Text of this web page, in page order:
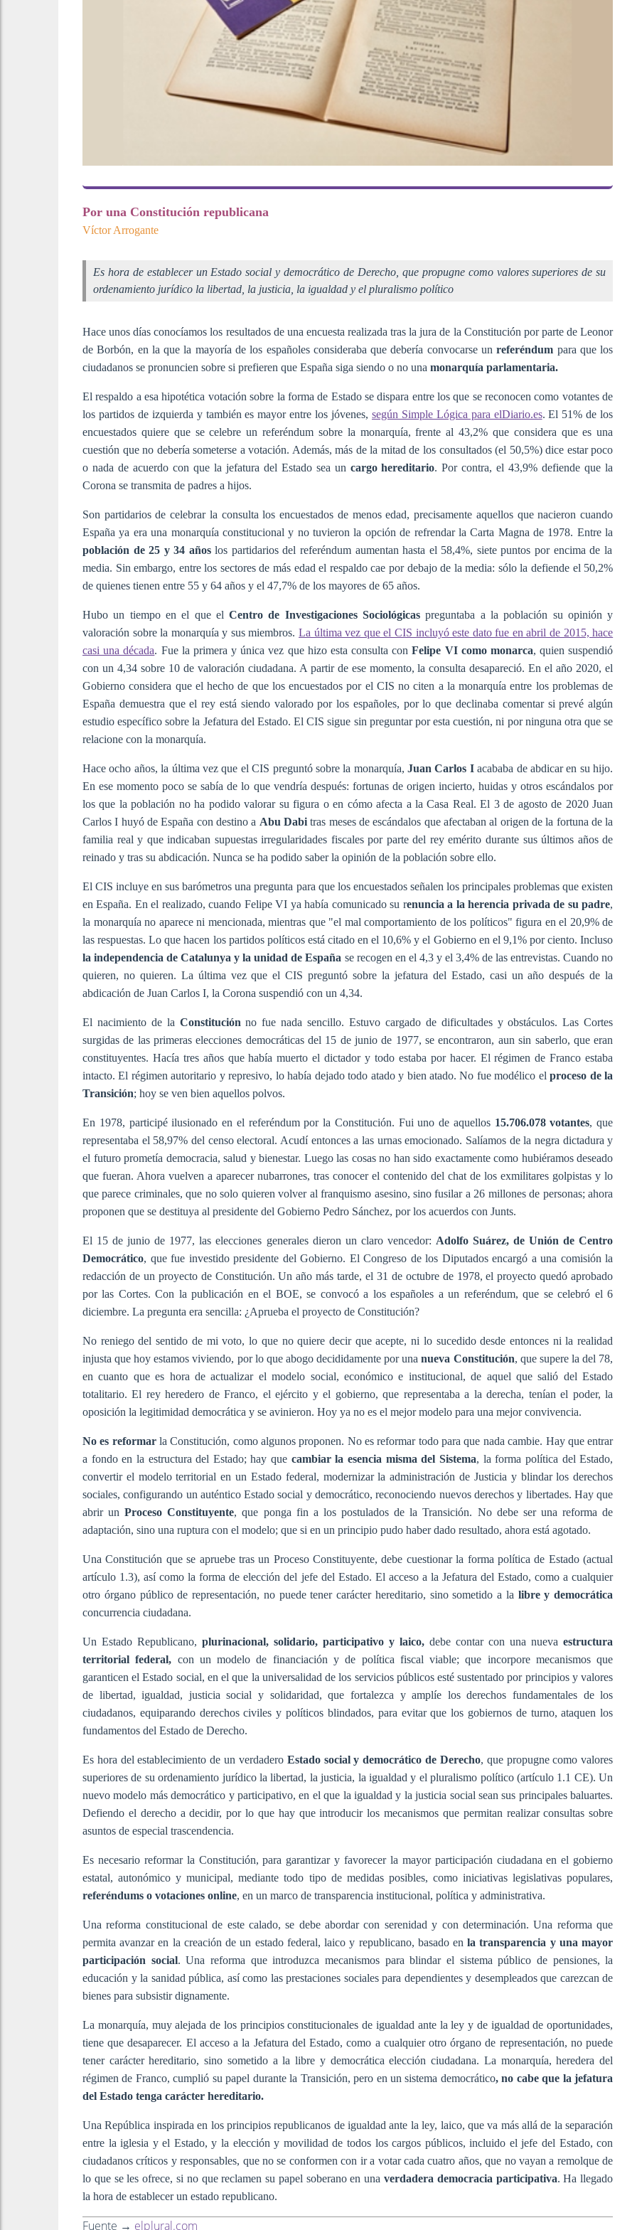
Por una Constitución republicana
Víctor Arrogante
Es hora de establecer un Estado social y democrático de Derecho, que propugne como valores superiores de su
ordenamiento jurídico la libertad, la justicia, la igualdad y el pluralismo político
Hace unos días conocíamos los resultados de una encuesta realizada tras la jura de la Constitución por parte de Leonor
de Borbón, en la que la mayoría de los españoles consideraba que debería convocarse un referéndum para que los
ciudadanos se pronuncien sobre si prefieren que España siga siendo o no una monarquía parlamentaria.
El respaldo a esa hipotética votación sobre la forma de Estado se dispara entre los que se reconocen como votantes de
los partidos de izquierda y también es mayor entre los jóvenes, según Simple Lógica para elDiario.es. El 51% de los
encuestados quiere que se celebre un referéndum sobre la monarquía, frente al 43,2% que considera que es una
cuestión que no debería someterse a votación. Además, más de la mitad de los consultados (el 50,5%) dice estar poco
o nada de acuerdo con que la jefatura del Estado sea un cargo hereditario. Por contra, el 43,9% defiende que la
Corona se transmita de padres a hijos.
Son partidarios de celebrar la consulta los encuestados de menos edad, precisamente aquellos que nacieron cuando
España ya era una monarquía constitucional y no tuvieron la opción de refrendar la Carta Magna de 1978. Entre la
población de 25 y 34 añoslos partidarios del referéndum aumentan hasta el 58,4%, siete puntos por encima de la
media. Sin embargo, entre los sectores de más edad el respaldo cae por debajo de la media: sólo la defiende el 50,2%
de quienes tienen entre 55 y 64 años y el 47,7% de los mayores de 65 años.
Hubo un tiempo en el que elCentro de Investigaciones Sociológicas preguntaba a la población su opinión y
valoración sobre la monarquía y sus miembros.La última vez que el CIS incluyó este dato fue en abril de 2015, hace
casi una década. Fue la primera y única vez que hizo esta consulta conFelipe VI como monarca, quien suspendió
con un 4,34 sobre 10 de valoración ciudadana. A partir de ese momento, la consulta desapareció. En el año 2020, el
Gobierno considera que el hecho de que los encuestados por el CIS no citen a la monarquía entre los problemas de
España demuestra que el rey está siendo valorado por los españoles, por lo que declinaba comentar si prevé algún
estudio específico sobre la Jefatura del Estado. El CIS sigue sin preguntar por esta cuestión, ni por ninguna otra que se
relacione con la monarquía.
Hace ocho años, la última vez que el CIS preguntó sobre la monarquía,Juan Carlos Iacababa de abdicar en su hijo.
En ese momento poco se sabía de lo que vendría después: fortunas de origen incierto, huidas y otros escándalos por
los que la población no ha podido valorar su figura o en cómo afecta a la Casa Real. El 3 de agosto de 2020 Juan
Carlos I huyó de España con destino a Abu Dabitras meses de escándalos que afectaban al origen de la fortuna de la
familia real y que indicaban supuestas irregularidades fiscales por parte del rey emérito durante sus últimos años de
reinado y tras su abdicación. Nunca se ha podido saber la opinión de la población sobre ello.
El CIS incluye en sus barómetros una pregunta para que los encuestados señalen los principales problemas que existen
en España. En el realizado, cuando Felipe VI ya había comunicado su renuncia a la herencia privada de su padre,
la monarquía no aparece ni mencionada, mientras que "el mal comportamiento de los políticos" figura en el 20,9% de
las respuestas. Lo que hacen los partidos políticos está citado en el 10,6% y el Gobierno en el 9,1% por ciento. Incluso
la independencia de Catalunya y la unidad de España se recogen en el 4,3 y el 3,4% de las entrevistas. Cuando no
quieren, no quieren. La última vez que el CIS preguntó sobre la jefatura del Estado, casi un año después de la
abdicación de Juan Carlos I, la Corona suspendió con un 4,34.
El nacimiento de la Constituciónno fue nada sencillo. Estuvo cargado de dificultades y obstáculos. Las Cortes
surgidas de las primeras elecciones democráticas del 15 de junio de 1977, se encontraron, aun sin saberlo, que eran
constituyentes. Hacía tres años que había muerto el dictador y todo estaba por hacer. El régimen de Franco estaba
intacto. El régimen autoritario y represivo, lo había dejado todo atado y bien atado. No fue modélico el proceso de la
Transición; hoy se ven bien aquellos polvos.
En 1978, participé ilusionado en el referéndum por la Constitución. Fui uno de aquellos 15.706.078 votantes, que
representaba el 58,97% del censo electoral. Acudí entonces a las urnas emocionado. Salíamos de la negra dictadura y
el futuro prometía democracia, salud y bienestar. Luego las cosas no han sido exactamente como hubiéramos deseado
que fueran. Ahora vuelven a aparecer nubarrones, tras conocer el contenido del chat de los exmilitares golpistas y lo
que parece criminales, que no solo quieren volver al franquismo asesino, sino fusilar a 26 millones de personas; ahora
proponen que se destituya al presidente del Gobierno Pedro Sánchez, por los acuerdos con Junts.
El 15 de junio de 1977, las elecciones generales dieron un claro vencedor: Adolfo Suárez, de Unión de Centro
Democrático, que fue investido presidente del Gobierno. El Congreso de los Diputados encargó a una comisión la
redacción de un proyecto de Constitución. Un año más tarde, el 31 de octubre de 1978, el proyecto quedó aprobado
por las Cortes. Con la publicación en el BOE, se convocó a los españoles a un referéndum, que se celebró el 6
diciembre. La pregunta era sencilla: ¿Aprueba el proyecto de Constitución?
No reniego del sentido de mi voto, lo que no quiere decir que acepte, ni lo sucedido desde entonces ni la realidad
injusta que hoy estamos viviendo, por lo que abogo decididamente por unanueva Constitución, que supere la del 78,
en cuanto que es hora de actualizar el modelo social, económico e institucional, de aquel que salió del Estado
totalitario. El rey heredero de Franco, el ejército y el gobierno, que representaba a la derecha, tenían el poder, la
oposición la legitimidad democrática y se avinieron. Hoy ya no es el mejor modelo para una mejor convivencia.
No es reformarla Constitución, como algunos proponen. No es reformar todo para que nada cambie. Hay que entrar
a fondo en la estructura del Estado; hay que cambiar la esencia misma del Sistema, la forma política del Estado,
convertir el modelo territorial en un Estado federal, modernizar la administración de Justicia y blindar los derechos
sociales, configurando un auténtico Estado social y democrático, reconociendo nuevos derechos y libertades. Hay que
abrir unProceso Constituyente, que ponga fin a los postulados de la Transición. No debe ser una reforma de
adaptación, sino una ruptura con el modelo; que si en un principio pudo haber dado resultado, ahora está agotado.
Una Constitución que se apruebe tras un Proceso Constituyente, debe cuestionar la forma política de Estado (actual
artículo 1.3), así como la forma de elección del jefe del Estado. El acceso a la Jefatura del Estado, como a cualquier
otro órgano público de representación, no puede tener carácter hereditario, sino sometido a la libre y democrática
concurrencia ciudadana.
Un Estado Republicano,plurinacional, solidario, participativo y laico, debe contar con una nuevaestructura
territorial federal, con un modelo de financiación y de política fiscal viable; que incorpore mecanismos que
garanticen el Estado social, en el que la universalidad de los servicios públicos esté sustentado por principios y valores
de libertad, igualdad, justicia social y solidaridad, que fortalezca y amplíe los derechos fundamentales de los
ciudadanos, equiparando derechos civiles y políticos blindados, para evitar que los gobiernos de turno, ataquen los
fundamentos del Estado de Derecho.
Es hora del establecimiento de un verdadero Estado social y democrático de Derecho, que propugne como valores
superiores de su ordenamiento jurídico la libertad, la justicia, la igualdad y el pluralismo político (artículo 1.1 CE). Un
nuevo modelo más democrático y participativo, en el que la igualdad y la justicia social sean sus principales baluartes.
Defiendo el derecho a decidir, por lo que hay que introducir los mecanismos que permitan realizar consultas sobre
asuntos de especial trascendencia.
Es necesario reformar la Constitución, para garantizar y favorecer la mayor participación ciudadana en el gobierno
estatal, autonómico y municipal, mediante todo tipo de medidas posibles, como iniciativas legislativas populares,
referéndums o votaciones online, en un marco de transparencia institucional, política y administrativa.
Una reforma constitucional de este calado, se debe abordar con serenidad y con determinación. Una reforma que
permita avanzar en la creación de un estado federal, laico y republicano, basado en la transparencia y una mayor
participación social. Una reforma que introduzca mecanismos para blindar el sistema público de pensiones, la
educación y la sanidad pública, así como las prestaciones sociales para dependientes y desempleados que carezcan de
bienes para subsistir dignamente.
La monarquía, muy alejada de los principios constitucionales de igualdad ante la ley y de igualdad de oportunidades,
tiene que desaparecer. El acceso a la Jefatura del Estado, como a cualquier otro órgano de representación, no puede
tener carácter hereditario, sino sometido a la libre y democrática elección ciudadana. La monarquía, heredera del
régimen de Franco, cumplió su papel durante la Transición, pero en un sistema democrático, no cabe que la jefatura
del Estado tenga carácter hereditario.
Una República inspirada en los principios republicanos de igualdad ante la ley, laico, que va más allá de la separación
entre la iglesia y el Estado, y la elección y movilidad de todos los cargos públicos, incluido el jefe del Estado, con
ciudadanos críticos y responsables, que no se conformen con ir a votar cada cuatro años, que no vayan a remolque de
lo que se les ofrece, si no que reclamen su papel soberano en unaverdadera democracia participativa. Ha llegado
la hora de establecer un estado republicano.
Fuente → elplural.com